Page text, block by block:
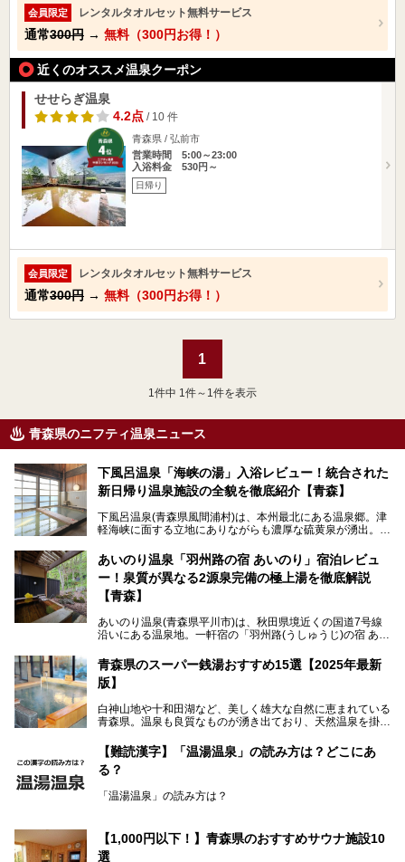
会員限定 レンタルタオルセット無料サービス
通常300円 → 無料（300円お得！）
近くのオススメ温泉クーポン
せせらぎ温泉
4.2点/ 10 件
青森県 / 弘前市
営業時間 5:00～23:00
入浴料金 530円～
日帰り
会員限定 レンタルタオルセット無料サービス
通常300円 → 無料（300円お得！）
1
1 件中 1件～1件を表示
青森県のニフティ温泉ニュース
下風呂温泉「海峡の湯」入浴レビュー！統合された
新日帰り温泉施設の全貌を徹底紹介【青森】
下風呂温泉(青森県風間浦村)は、本州最北にある温泉郷。津
軽海峡に面する立地にありながらも濃厚な硫黄泉が湧出。良
泉ファンが訪れる温泉地です。
「海峡の湯」は、以前あった2つの共同浴場を統合し、2020
年12月にオープンした日帰り入浴施設。かつて別々の共同
浴場で使用された2つの源泉を楽しめる点が魅力です。また
無料休憩室や食事処も併設し、地元常連客のみならず観光客
にも利用しやすい施設へ変貌しました。
今回、筆者は実際に海峡の湯へ訪問・入浴し、その魅力を徹
底解説します！
あいのり温泉「羽州路の宿 あいのり」宿泊レビュ
ー！泉質が異なる2源泉完備の極上湯を徹底解説
【青森】
あいのり温泉(青森県平川市)は、秋田県境近くの国道7号線
沿いにある温泉地。一軒宿の「羽州路(うしゅうじ)の宿 あい
(通称:赤湯)と無色透明の単純温泉という2種類の源泉を使用
し、いずれも源泉100％かけ流しで提供している点でしょ
う。
今回筆者は実際に宿泊し、大浴場と露天風呂付き客室を中心
に「羽州路の宿 あいのり」を詳細にご紹介。秋田県側を含
ですが、実はあいのり温泉も決して見逃せない極上湯のひと
つ。その魅力を徹底解説します！
青森県のスーパー銭湯おすすめ15選【2025年最新
版】
白神山地や十和田湖など、美しく雄大な自然に恵まれている
青森県。温泉も良質なものが湧き出ており、天然温泉を掛け
の山並みを眺めながら温泉に浸かり、お食事処でおいしいご
当地グルメを味わうひとときは格別ですね！
今回は、青森県でおすすめのスーパー銭湯を紹介します。
ください。
【難読漢字】「温湯温泉」の読み方は？どこにあ
る？
「温湯温泉」の読み方は？
か？
【1,000円以下！】青森県のおすすめサウナ施設10
選